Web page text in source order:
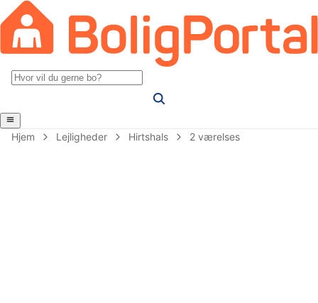
Hjem Lejligheder Hirtshals 2 værelses